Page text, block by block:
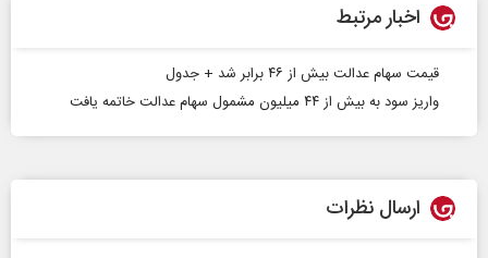
اخبار مرتبط
قیمت سهام عدالت بیش از ۴۶ برابر شد + جدول
واریز سود به بیش از ۴۴ میلیون مشمول سهام عدالت خاتمه یافت
ارسال نظرات